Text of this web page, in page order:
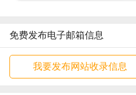
免费发布电子邮箱信息
我要发布网站收录信息